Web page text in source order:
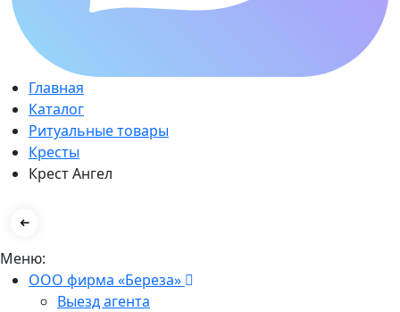
Меню:
ООО фирма «Береза»
Выезд агента
Главная
Каталог
Ритуальные товары
Кресты
Крест Ангел